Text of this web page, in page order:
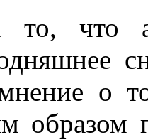
то, что
о
образом